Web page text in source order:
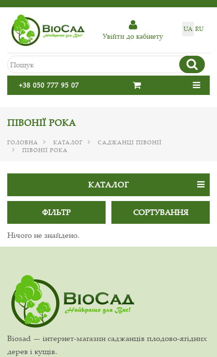
UA RU
Увiйти до кабiнету
+38 050 777 95 07
ПІВОНІЇ РОКА
ГОЛОВНА КАТАЛОГ
САДЖАНЦІ ПІВОНІЇ
ПІВОНІЇ РОКА
КАТАЛОГ
ФІЛЬТР СОРТУВАННЯ
Нічого не знайдено.
Biosad — інтернет-магазин саджанців плодово-ягідних
дерев і кущів.